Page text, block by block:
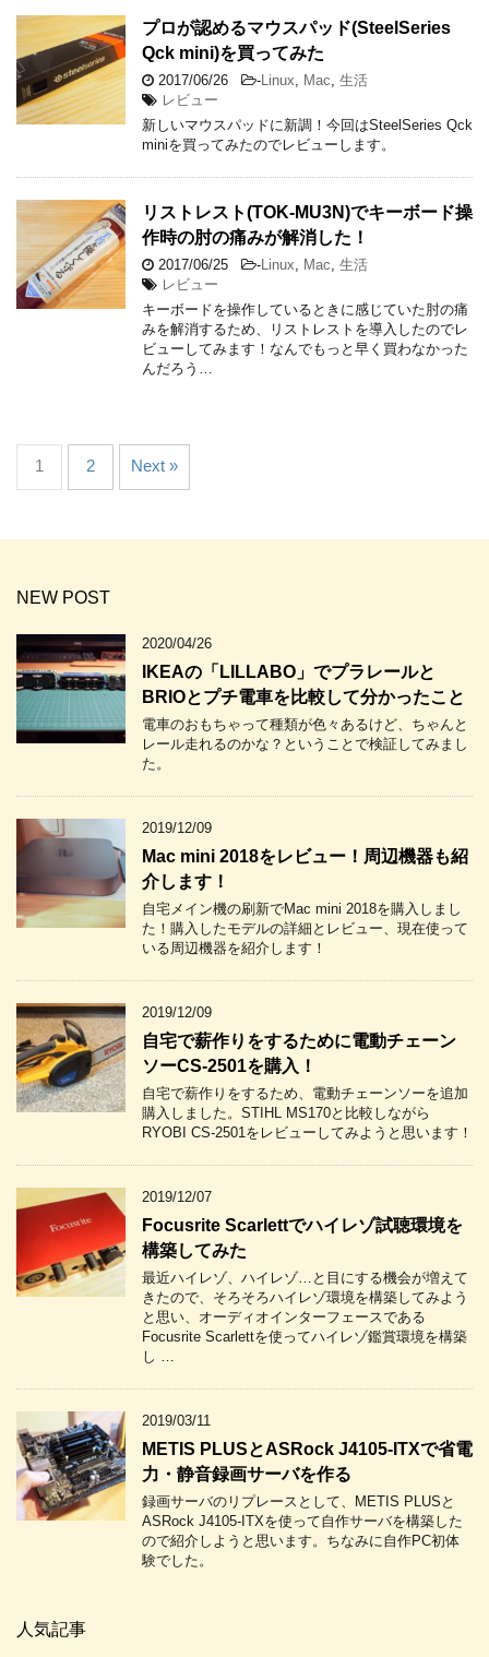
プロが認めるマウスパッド(SteelSeries
Qck mini)を買ってみた
2017/06/26 -Linux Mac 生活
レビュー
新しいマウスパッドに新調！今回はSteelSeries Qck
miniを買ってみたのでレビューします。
リストレスト(TOK-MU3N)でキーボード操
作時の肘の痛みが解消した！
2017/06/25 -Linux Mac 生活
レビュー
キーボードを操作しているときに感じていた肘の痛
みを解消するため、リストレストを導入したのでレ
ビューしてみます！なんでもっと早く買わなかった
んだろう…
1 2 Next »
NEW POST
2020/04/26
IKEAの「LILLABO」でプラレールと
BRIOとプチ電車を比較して分かったこと
電車のおもちゃって種類が色々あるけど、ちゃんと
レール走れるのかな？ということで検証してみまし
た。
2019/12/09
Mac mini 2018をレビュー！周辺機器も紹
介します！
自宅メイン機の刷新でMac mini 2018を購入しまし
た！購入したモデルの詳細とレビュー、現在使って
いる周辺機器を紹介します！
2019/12/09
自宅で薪作りをするために電動チェーン
ソーCS-2501を購入！
自宅で薪作りをするため、電動チェーンソーを追加
購入しました。STIHL MS170と比較しながら
RYOBI CS-2501をレビューしてみようと思います！
2019/12/07
Focusrite Scarlettでハイレゾ試聴環境を
構築してみた
最近ハイレゾ、ハイレゾ…と目にする機会が増えて
きたので、そろそろハイレゾ環境を構築してみよう
と思い、オーディオインターフェースである
Focusrite Scarlettを使ってハイレゾ鑑賞環境を構築
し …
2019/03/11
METIS PLUSとASRock J4105-ITXで省電
力・静音録画サーバを作る
録画サーバのリプレースとして、METIS PLUSと
ASRock J4105-ITXを使って自作サーバを構築した
ので紹介しようと思います。ちなみに自作PC初体
験でした。
人気記事